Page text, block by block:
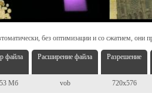
без оптимизации и со сжатием, они
файла Расширение файла Разрешение
Мб vob 720x576